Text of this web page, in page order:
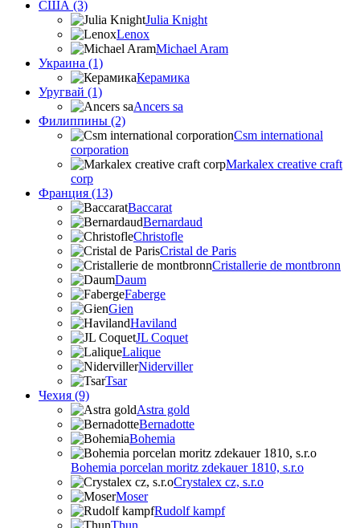
США (3)
Julia Knight
Lenox
Michael Aram
Украина (1)
Керамика
Уругвай (1)
Ancers sa
Филиппины (2)
Csm international
corporation
Markalex creative craft
corp
Франция (13)
Baccarat
Bernardaud
Christofle
Cristal de Paris
Cristallerie de montbronn
Daum
Faberge
Gien
Haviland
JL Coquet
Lalique
Niderviller
Tsar
Чехия (9)
Astra gold
Bernadotte
Bohemia
Bohemia porcelan moritz zdekauer 1810, s.r.o
Crystalex cz, s.r.o
Moser
Rudolf kampf
Thun